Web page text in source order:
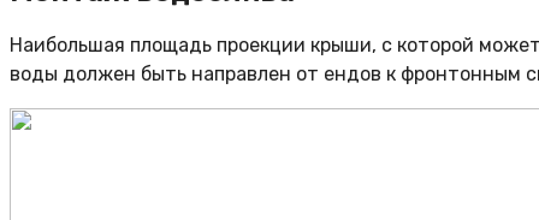
Наибольшая площадь проекции крыши, с которой
воды должен быть направлен от ендов к фронтонным